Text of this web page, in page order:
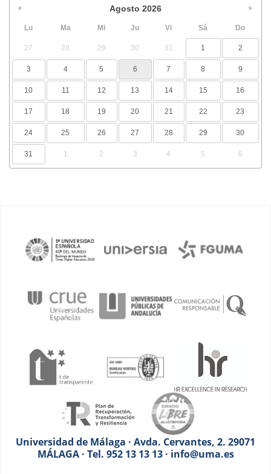
Agosto 2026
Lu Ma Mi Ju Vi Sá Do
27 28 29 30 31 1 2
3 4 5 6 7 8 9
10 11 12 13 14 15 16
17 18 19 20 21 22 23
24 25 26 27 28 29 30
31 1 2 3 4 5 6
Universidad de Málaga · Avda. Cervantes, 2. 29071
MÁLAGA · Tel. 952 13 13 13 · info@uma.es